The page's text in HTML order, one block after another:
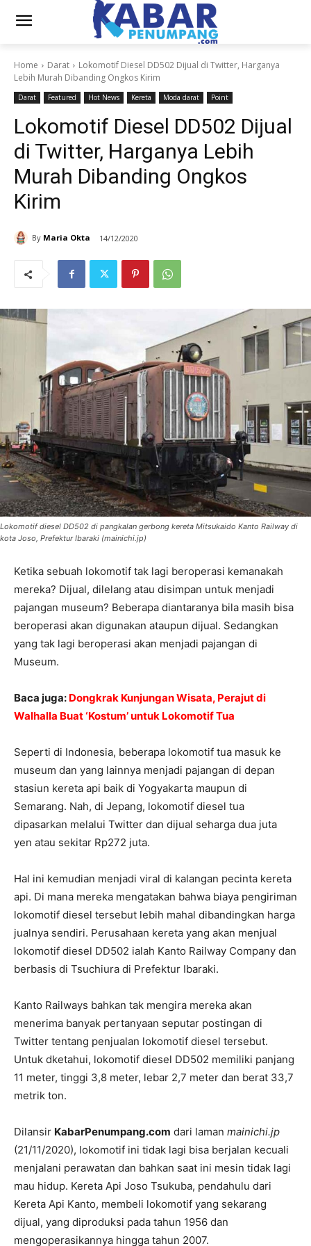
Home Darat
Lokomotif Diesel DD502 Dijual di Twitter, Harganya
Lebih Murah Dibanding Ongkos Kirim
Darat Featured Hot News Kereta Moda darat Point
Lokomotif Diesel DD502 Dijual
di Twitter, Harganya Lebih
Murah Dibanding Ongkos
Kirim
By Maria Okta 14/12/2020
Lokomotif diesel DD502 di pangkalan gerbong kereta Mitsukaido Kanto Railway di
kota Joso, Prefektur Ibaraki (mainichi.jp)
Ketika sebuah lokomotif tak lagi beroperasi kemanakah
mereka? Dijual, dilelang atau disimpan untuk menjadi
pajangan museum? Beberapa diantaranya bila masih bisa
beroperasi akan digunakan ataupun dijual. Sedangkan
yang tak lagi beroperasi akan menjadi pajangan di
Museum.
Baca juga: Dongkrak Kunjungan Wisata, Perajut di
Walhalla Buat ‘Kostum’ untuk Lokomotif Tua
Seperti di Indonesia, beberapa lokomotif tua masuk ke
museum dan yang lainnya menjadi pajangan di depan
stasiun kereta api baik di Yogyakarta maupun di
Semarang. Nah, di Jepang, lokomotif diesel tua
dipasarkan melalui Twitter dan dijual seharga dua juta
yen atau sekitar Rp272 juta.
Hal ini kemudian menjadi viral di kalangan pecinta kereta
api. Di mana mereka mengatakan bahwa biaya pengiriman
lokomotif diesel tersebut lebih mahal dibandingkan harga
jualnya sendiri. Perusahaan kereta yang akan menjual
lokomotif diesel DD502 ialah Kanto Railway Company dan
berbasis di Tsuchiura di Prefektur Ibaraki.
Kanto Railways bahkan tak mengira mereka akan
menerima banyak pertanyaan seputar postingan di
Twitter tentang penjualan lokomotif diesel tersebut.
Untuk dketahui, lokomotif diesel DD502 memiliki panjang
11 meter, tinggi 3,8 meter, lebar 2,7 meter dan berat 33,7
metrik ton.
Dilansir KabarPenumpang.com dari laman mainichi.jp
(21/11/2020), lokomotif ini tidak lagi bisa berjalan kecuali
menjalani perawatan dan bahkan saat ini mesin tidak lagi
mau hidup. Kereta Api Joso Tsukuba, pendahulu dari
Kereta Api Kanto, membeli lokomotif yang sekarang
dijual, yang diproduksi pada tahun 1956 dan
mengoperasikannya hingga tahun 2007.